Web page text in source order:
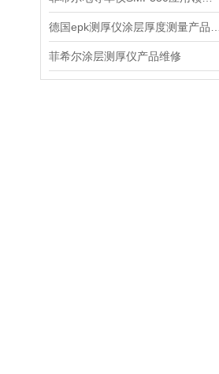
菲希尔涂层测厚仪产品维修